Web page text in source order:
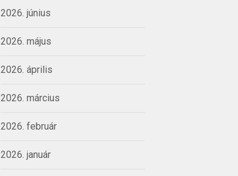
2026. június
2026. május
2026. április
2026. március
2026. február
2026. január